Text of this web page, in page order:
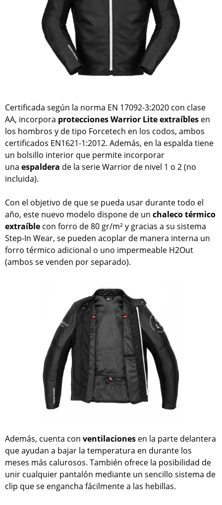
Certificada según la norma EN 17092-3:2020 con clase
AA, incorpora protecciones Warrior Lite extraíbles en
los hombros y de tipo Forcetech en los codos, ambos
certificados EN1621-1:2012. Además, en la espalda tiene
un bolsillo interior que permite incorporar
una espaldera de la serie Warrior de nivel 1 o 2 (no
incluida).
Con el objetivo de que se pueda usar durante todo el
año, este nuevo modelo dispone de un chaleco térmico
extraíble con forro de 80 gr/m² y gracias a su sistema
Step-In Wear, se pueden acoplar de manera interna un
forro térmico adicional o uno impermeable H2Out
(ambos se venden por separado).
Además, cuenta con ventilaciones en la parte delantera
que ayudan a bajar la temperatura en durante los
meses más calurosos. También ofrece la posibilidad de
unir cualquier pantalón mediante un sencillo sistema de
clip que se engancha fácilmente a las hebillas.